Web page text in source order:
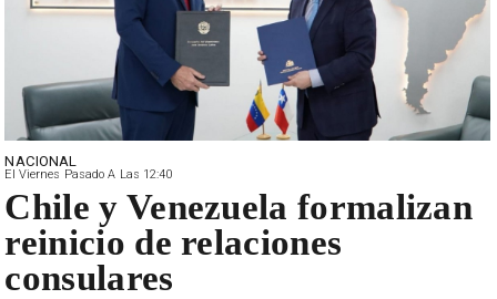
NACIONAL
El Viernes Pasado A Las 12:40
Chile y Venezuela formalizan
reinicio de relaciones
consulares